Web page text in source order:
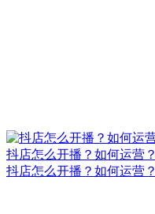
抖店怎么开播？如何运营？
抖店怎么开播？如何运营？